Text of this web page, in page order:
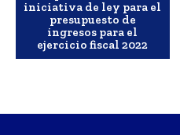
iniciativa de ley para el
presupuesto de
ingresos para el
ejercicio fiscal 2022